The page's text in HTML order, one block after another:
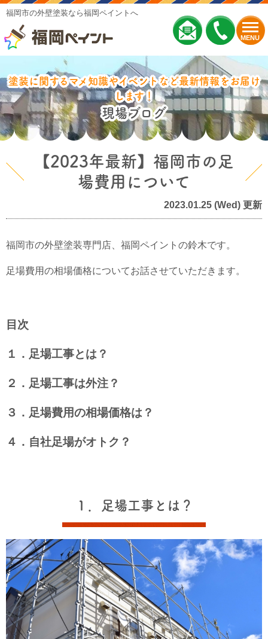
MENU
福岡市の外壁塗装なら福岡ペイントへ
塗装に関するマメ知識やイベントなど最新情報をお届け
します！
現場ブログ
【2023年最新】福岡市の足
場費用について
2023.01.25 (Wed) 更新
福岡市の外壁塗装専門店、福岡ペイントの鈴木です。
足場費用の相場価格についてお話させていただきます。
目次
１．足場工事とは？
２．足場工事は外注？
３．足場費用の相場価格は？
４．自社足場がオトク？
１．足場工事とは？